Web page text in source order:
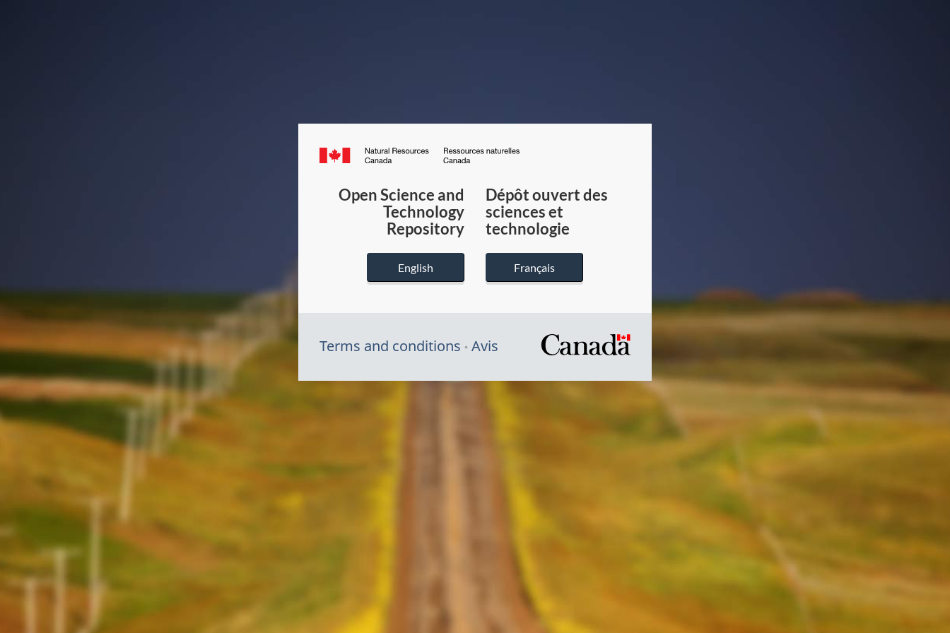
Canada.ca
du
Canada
Open Science and
Technology
Repository
English
Dépôt ouvert des
sciences et
technologie
Français
Terms and conditions Avis
/
Symbole
du
gouvernement
du